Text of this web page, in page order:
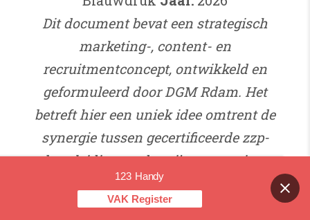
Dit document bevat een strategisch
marketing-, content- en
recruitmentconcept, ontwikkeld en
geformuleerd door DGM Rdam. Het
betreft hier een uniek idee omtrent de
synergie tussen gecertificeerde zzp-
begeleiding, onderwijs-ontzorging,
realtime (veiligheids)content-creatie en
HR/employer-branding. Niets uit deze
123 Handy
VAK Register
OPEN